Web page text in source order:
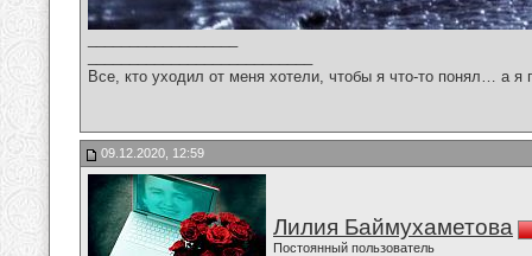
Все, кто уходил от меня хотели, чтобы я что-то понял… а
09.12.2020, 12:59
Лилия Баймухаметова
Постоянный пользователь